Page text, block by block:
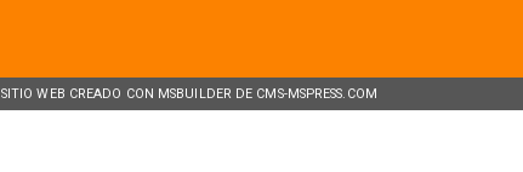
SITIO WEB CREADO CON MSBUILDER DE CMS-MSPRESS.COM